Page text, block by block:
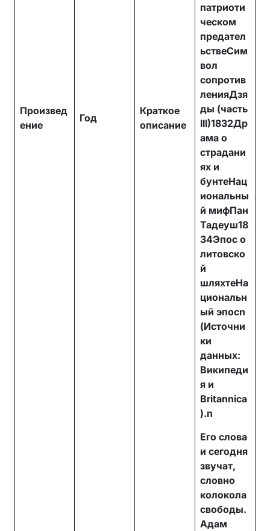
Произвед
ение
Год
Краткое
описание
патриоти
ческом
предател
ьствеСим
вол
сопротив
ленияДзя
ды (часть
III)1832Др
ама о
страдани
ях и
бунтеНац
иональны
й мифПан
Тадеуш18
34Эпос о
литовско
й
шляхтеНа
циональн
ый эпосn
(Источни
ки
данных:
Википеди
я и
Britannica
).n
Его слова
и сегодня
звучат,
словно
колокола
свободы.
Адам